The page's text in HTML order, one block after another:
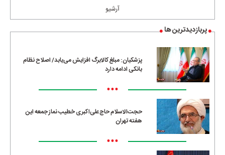
آرشیو
پربازدیدترین ها
پزشکیان: مبلغ کالابرگ افزایش می‌یابد/ اصلاح نظام
بانکی ادامه دارد
•••
حجت‌الاسلام حاج‌علی‌اکبری خطیب نماز جمعه این
هفته تهران
•••